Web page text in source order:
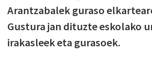
Arantzabalek guraso
Gustura jan dituzte eskolako
irakasleek eta gurasoek.